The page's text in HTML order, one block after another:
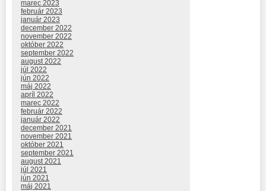
marec 2023
február 2023
január 2023
december 2022
november 2022
október 2022
september 2022
august 2022
júl 2022
jún 2022
máj 2022
apríl 2022
marec 2022
február 2022
január 2022
december 2021
november 2021
október 2021
september 2021
august 2021
júl 2021
jún 2021
máj 2021